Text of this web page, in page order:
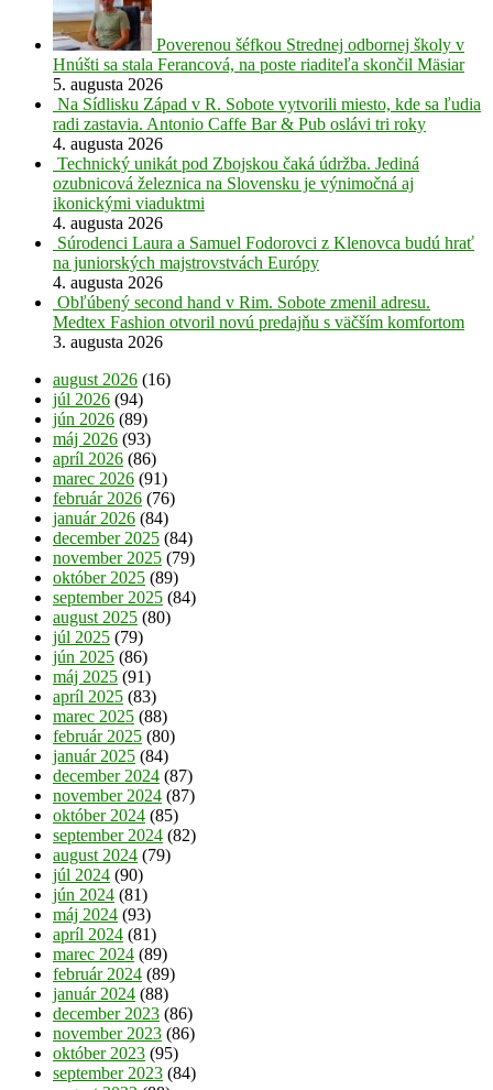
Poverenou šéfkou Strednej odbornej školy v
Hnúšti sa stala Ferancová, na poste riaditeľa skončil Mäsiar
5. augusta 2026
Na Sídlisku Západ v R. Sobote vytvorili miesto, kde sa ľudia
radi zastavia. Antonio Caffe Bar & Pub oslávi tri roky
4. augusta 2026
Technický unikát pod Zbojskou čaká údržba. Jediná
ozubnicová železnica na Slovensku je výnimočná aj
ikonickými viaduktmi
4. augusta 2026
Súrodenci Laura a Samuel Fodorovci z Klenovca budú hrať
na juniorských majstrovstvách Európy
4. augusta 2026
Obľúbený second hand v Rim. Sobote zmenil adresu.
Medtex Fashion otvoril novú predajňu s väčším komfortom
3. augusta 2026
august 2026 (16)
júl 2026 (94)
jún 2026 (89)
máj 2026 (93)
apríl 2026 (86)
marec 2026 (91)
február 2026 (76)
január 2026 (84)
december 2025 (84)
november 2025 (79)
október 2025 (89)
september 2025 (84)
august 2025 (80)
júl 2025 (79)
jún 2025 (86)
máj 2025 (91)
apríl 2025 (83)
marec 2025 (88)
február 2025 (80)
január 2025 (84)
december 2024 (87)
november 2024 (87)
október 2024 (85)
september 2024 (82)
august 2024 (79)
júl 2024 (90)
jún 2024 (81)
máj 2024 (93)
apríl 2024 (81)
marec 2024 (89)
február 2024 (89)
január 2024 (88)
december 2023 (86)
november 2023 (86)
október 2023 (95)
september 2023 (84)